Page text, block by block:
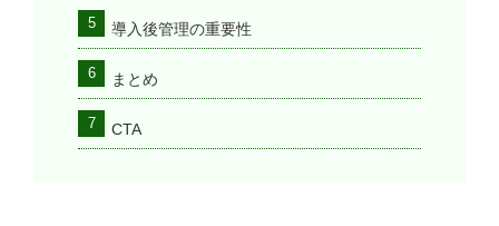
導入後管理の重要性
まとめ
CTA